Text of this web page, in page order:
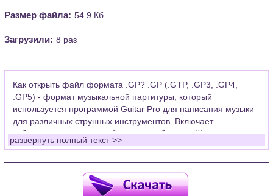
Размер файла: 54.9 Кб
Загрузили: 8 раз
Как открыть файл формата .GP? .GP (.GTP, .GP3, .GP4,
.GP5) - формат музыкальной партитуры, который
используется программой Guitar Pro для написания музыки
для различных струнных инструментов. Включает
табулатуры для гитары, бас-гитары, банджо. Широко
применяется для создания партитур, которые затем
Для открытия нот этого формата Вам необходимо
установить у себя на рабочем компьютере программу Guitar
развернуть полный текст >>